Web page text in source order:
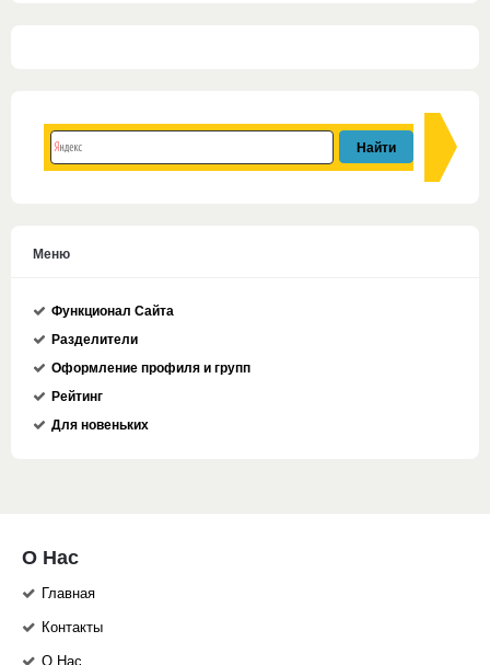
Меню
Функционал Сайта
Разделители
Оформление профиля и групп
Рейтинг
Для новеньких
О Нас
Главная
Контакты
О Нас